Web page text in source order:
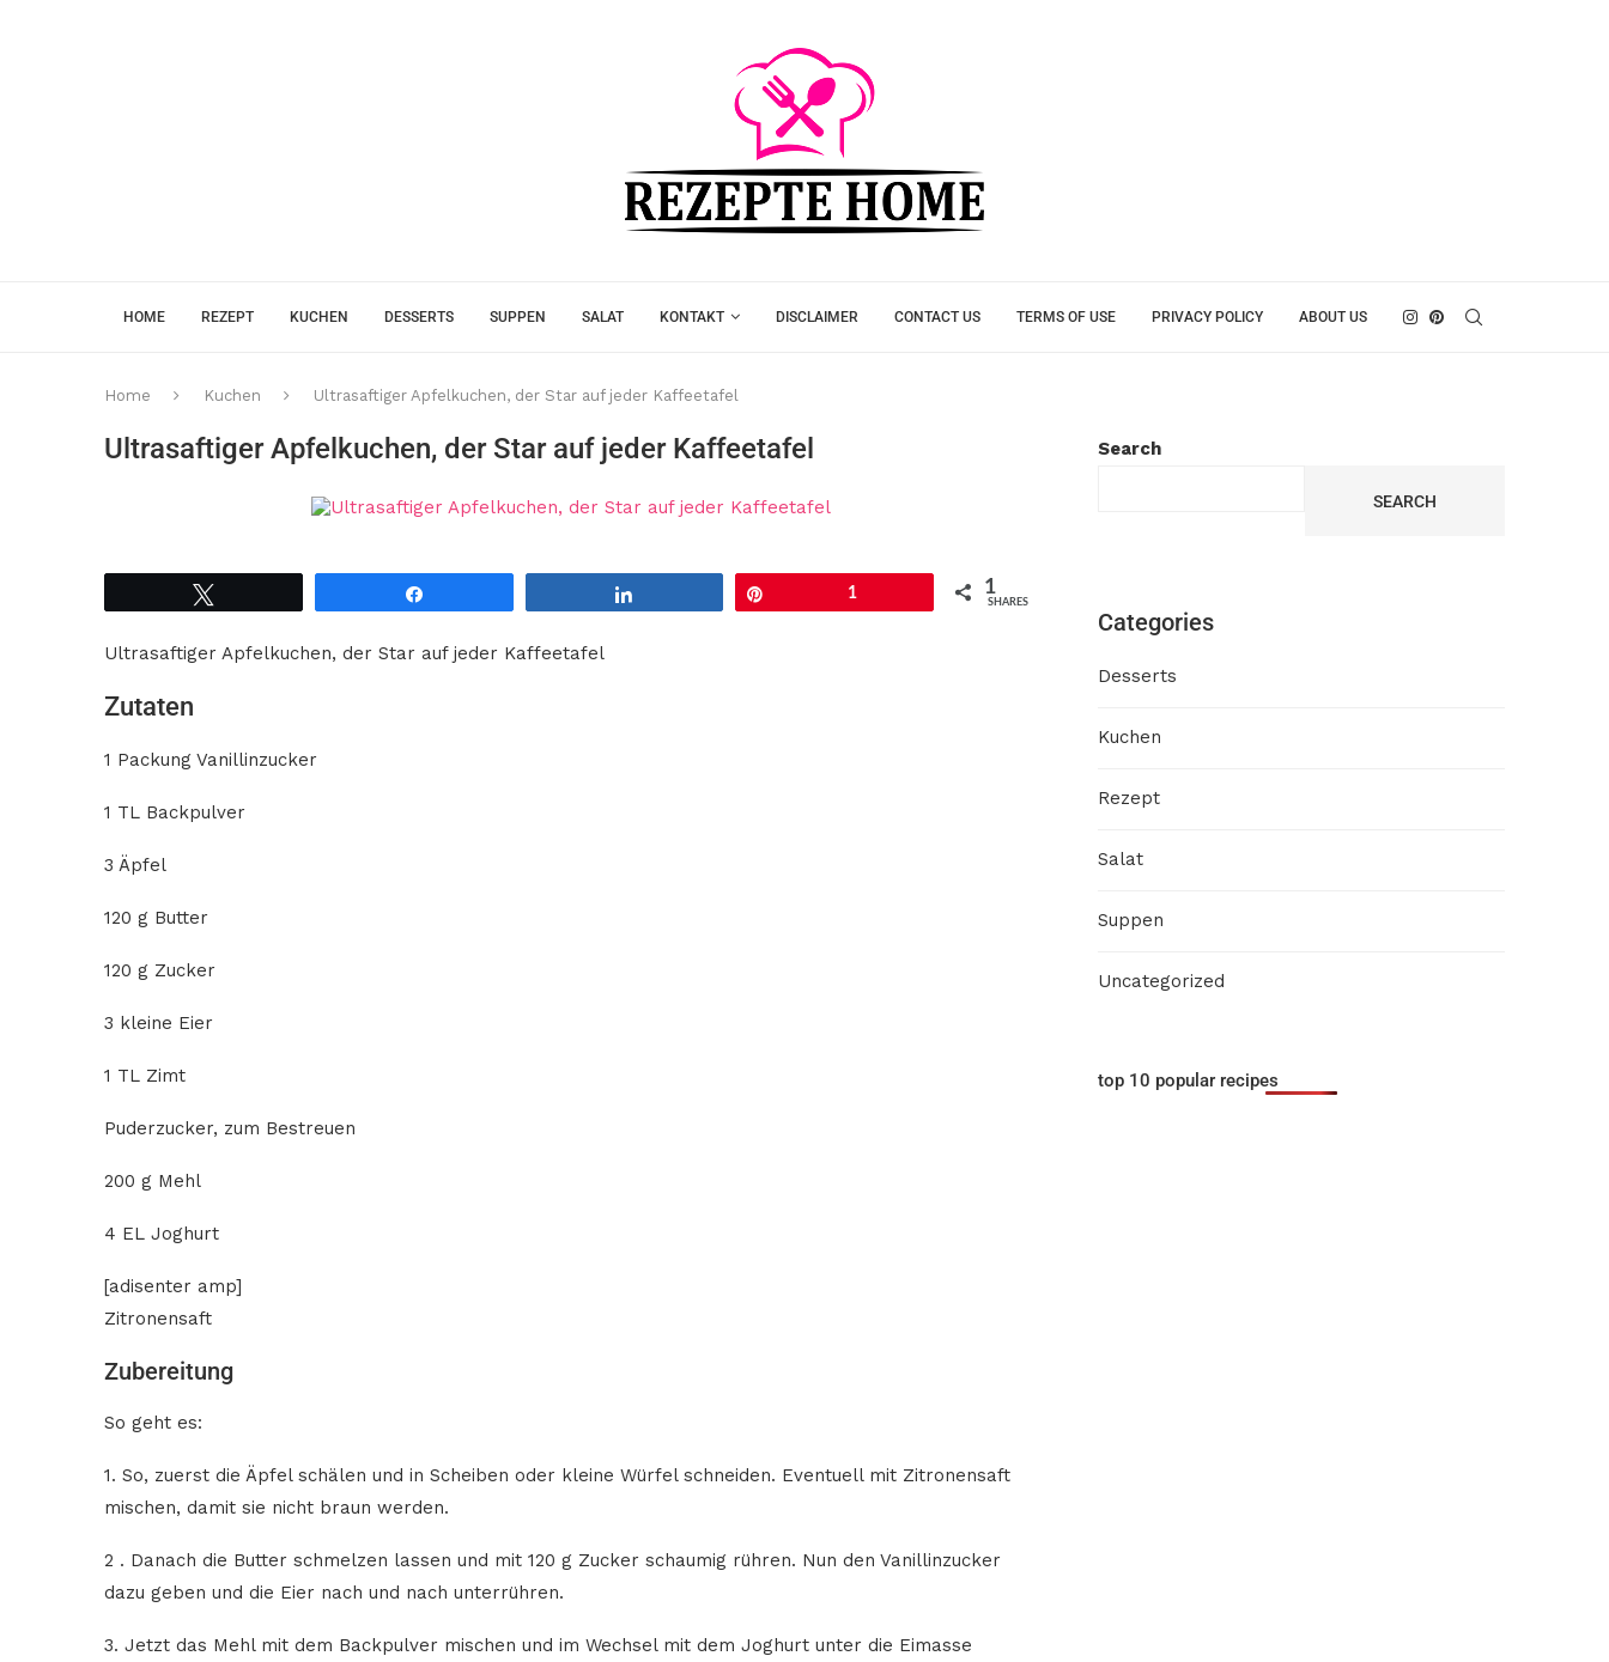
HOME REZEPT KUCHEN DESSERTS SUPPEN SALAT KONTAKT DISCLAIMER CONTACT US TERMS OF USE PRIVACY POLICY ABOUT US
Home Kuchen Ultrasaftiger Apfelkuchen, der Star auf jeder Kaffeetafel
Ultrasaftiger Apfelkuchen, der Star auf jeder Kaffeetafel
1 1
SHARES
Ultrasaftiger Apfelkuchen, der Star auf jeder Kaffeetafel
Zutaten
1 Packung Vanillinzucker
1 TL Backpulver
3 Äpfel
120 g Butter
120 g Zucker
3 kleine Eier
1 TL Zimt
Puderzucker, zum Bestreuen
200 g Mehl
4 EL Joghurt
[adisenter amp]
Zitronensaft
Zubereitung
So geht es:
1. So, zuerst die Äpfel schälen und in Scheiben oder kleine Würfel schneiden. Eventuell mit Zitronensaft
mischen, damit sie nicht braun werden.
2 . Danach die Butter schmelzen lassen und mit 120 g Zucker schaumig rühren. Nun den Vanillinzucker
dazu geben und die Eier nach und nach unterrühren.
3. Jetzt das Mehl mit dem Backpulver mischen und im Wechsel mit dem Joghurt unter die Eimasse
Search
SEARCH
Categories
Desserts
Kuchen
Rezept
Salat
Suppen
Uncategorized
top 10 popular recipes